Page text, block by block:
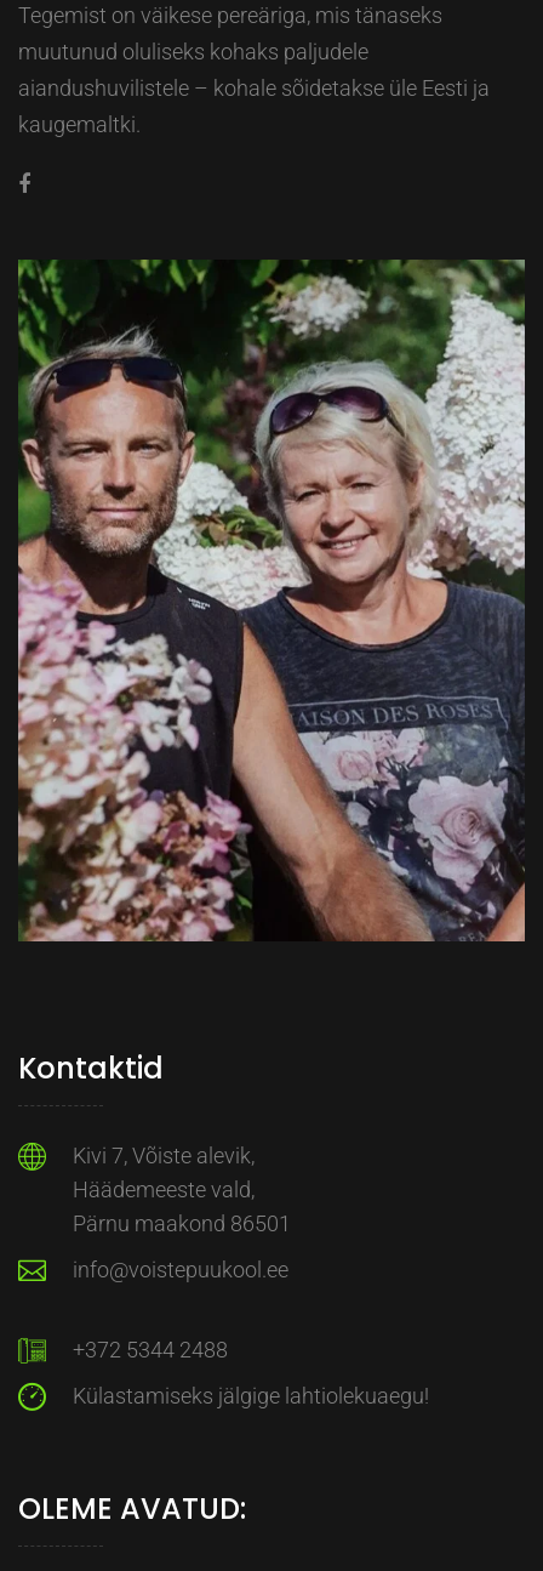
Tegemist on väikese pereäriga, mis tänaseks
muutunud oluliseks kohaks paljudele
aiandushuvilistele – kohale sõidetakse üle Eesti ja
kaugemaltki.
Kontaktid
Kivi 7, Võiste alevik,
Häädemeeste vald,
Pärnu maakond 86501
info@voistepuukool.ee
+372 5344 2488
Külastamiseks jälgige lahtiolekuaegu!
OLEME AVATUD: